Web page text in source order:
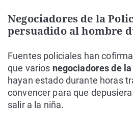
Negociadores de la
persuadido al hombre
Fuentes policiales han
que varios negociadores de
hayan estado durante horas
convencer para que
salir a la niña.